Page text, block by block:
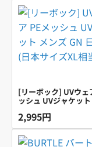
ス カジュアル 夏アウ
[リーボック] UVウェ
ッシュ UVジャケッ
当)
2,995円